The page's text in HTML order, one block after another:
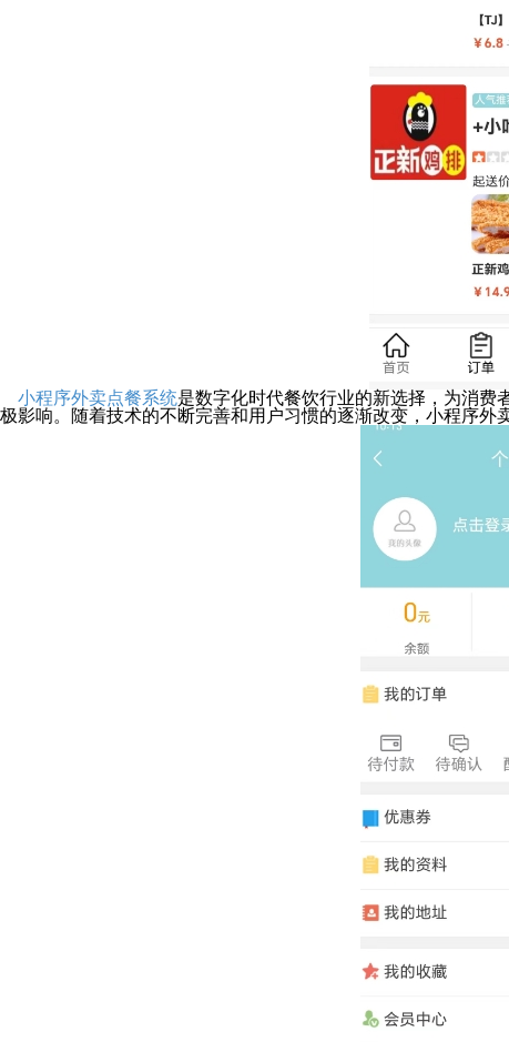
小程序外卖点餐系统是数字化时代餐饮行业的新选择，为消费
极影响。随着技术的不断完善和用户习惯的逐渐改变，小程序外